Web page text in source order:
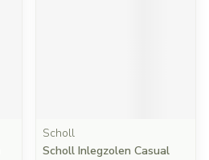
Scholl
Scholl Inlegzolen Casual